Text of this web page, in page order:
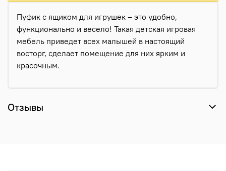
Пуфик с ящиком для игрушек – это удобно,
функционально и весело! Такая детская игровая
мебель приведет всех малышей в настоящий
восторг, сделает помещение для них ярким и
красочным.
Отзывы